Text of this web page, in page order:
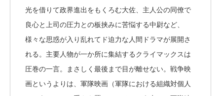
光を借りて政界進出をもくろむ大佐、主人公の同僚で
良心と上司の圧力との板挟みに苦悩する中尉など、
様々な思惑が入り乱れてド迫力な人間ドラマが展開さ
れる。主要人物が一か所に集結するクライマックスは
圧巻の一言。まさしく最後まで目が離せない。戦争映
画というよりは、軍隊映画（軍隊における組織対個人